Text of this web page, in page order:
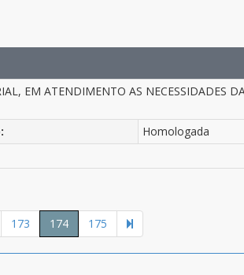
EM ATENDIMENTO AS NECESSIDADES
Homologada
173 174 175